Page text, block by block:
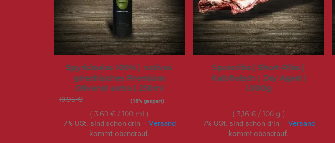
Spyridoulas 100% | natives
griechisches Premium
Olivenöl extra | 250ml
10,95 € Sonderangebot(18% gespart)
3,60 € / 100 ml
7% USt. sind schon drin – Versand
kommt obendrauf.
Spareribs | Short-Ribs |
Kalbfleisch | Dry Aged |
1.900g
3,16 €/ 100 g
7% USt. sind schon drin – Versand
kommt obendrauf.